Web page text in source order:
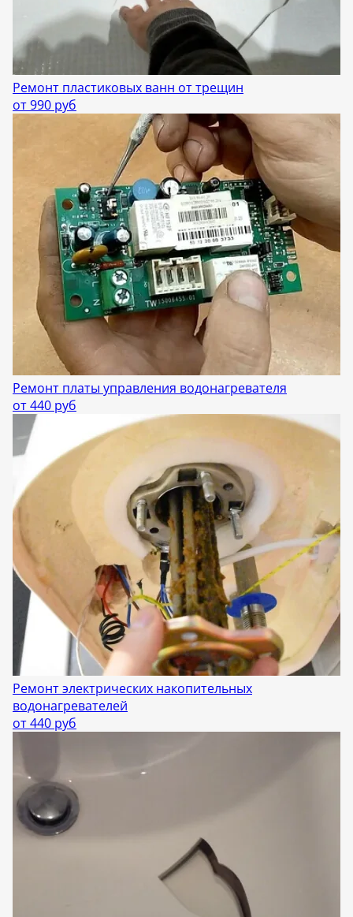
Ремонт пластиковых ванн от трещин
от 990 руб
Ремонт платы управления водонагревателя
от 440 руб
Ремонт электрических накопительных
водонагревателей
от 440 руб